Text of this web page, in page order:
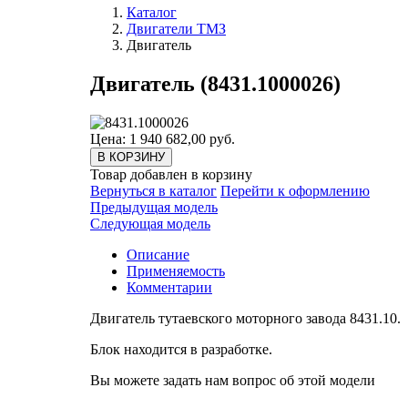
Каталог
Двигатели ТМЗ
Двигатель
Двигатель (8431.1000026)
Цена: 1 940 682,00 руб.
В КОРЗИНУ
Товар добавлен в корзину
Вернуться в каталог Перейти к оформлению
Предыдущая модель
Следующая модель
Описание
Применяемость
Комментарии
Двигатель тутаевского моторного завода 8431.10.
Блок находится в разработке.
Вы можете задать нам вопрос об этой модели